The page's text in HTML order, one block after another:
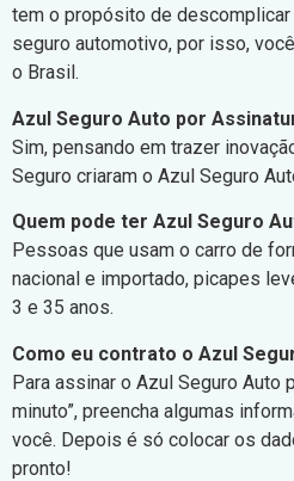
tem o propósito de
seguro automotivo, por isso,
o Brasil.
Azul Seguro Auto por
Sim, pensando em trazer
Seguro criaram o Azul Seguro
Quem pode ter Azul Seguro
Pessoas que usam o carro de
nacional e importado, picapes
3 e 35 anos.
Como eu contrato o Azul
Para assinar o Azul Seguro Auto
minuto”, preencha algumas
você. Depois é só colocar os
pronto!